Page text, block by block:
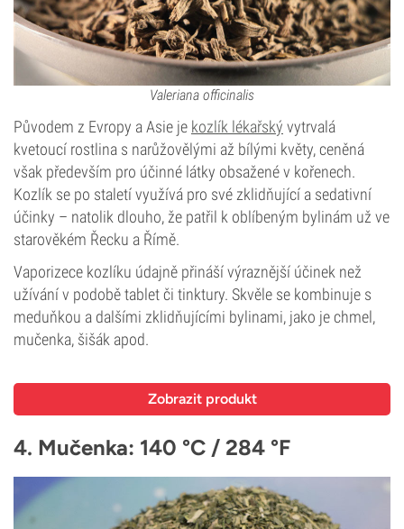
Valeriana officinalis
Původem z Evropy a Asie je kozlík lékařský vytrvalá
kvetoucí rostlina s narůžovělými až bílými květy, ceněná
však především pro účinné látky obsažené v kořenech.
Kozlík se po staletí využívá pro své zklidňující a sedativní
účinky – natolik dlouho, že patřil k oblíbeným bylinám už ve
starověkém Řecku a Římě.
Vaporizece kozlíku údajně přináší výraznější účinek než
užívání v podobě tablet či tinktury. Skvěle se kombinuje s
meduňkou a dalšími zklidňujícími bylinami, jako je chmel,
mučenka, šišák apod.
Zobrazit produkt
4. Mučenka: 140 °C / 284 °F